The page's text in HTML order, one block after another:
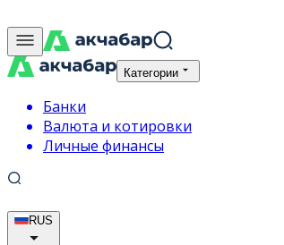
Категории
Банки
Валюта и котировки
Личные финансы
RUS